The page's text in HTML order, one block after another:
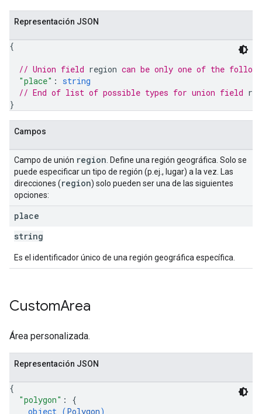
Representación JSON
{
// Union field region can be only one of the
"place" : string
// End of list of possible types for union field
}
Campos
Campo de unión region . Define una región geográfica. Solo se
puede especificar un tipo de región (p.ej., lugar) a la vez. Las
direcciones (region) solo pueden ser una de las siguientes
opciones:
place
string
Es el identificador único de una región geográfica específica.
CustomArea
Área personalizada.
Representación JSON
{
"polygon" : {
object (Polygon)